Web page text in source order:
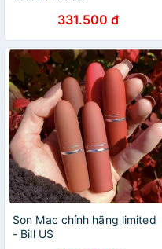
331.500 đ
Son Mac chính hãng limited
- Bill US